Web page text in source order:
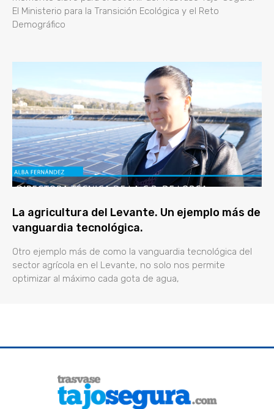
El Ministerio para la Transición Ecológica y el Reto
Demográfico
La agricultura del Levante. Un ejemplo más de
vanguardia tecnológica.
Otro ejemplo más de como la vanguardia tecnológica del
sector agrícola en el Levante, no solo nos permite
optimizar al máximo cada gota de agua,